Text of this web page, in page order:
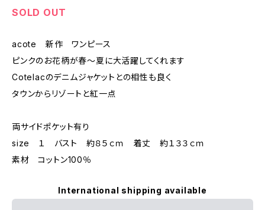
SOLD OUT
acote 新作 ワンピース
ピンクのお花柄が春～夏に大活躍してくれます
Cotelacのデニムジャケットとの相性も良く
タウンからリゾートと紅一点
両サイドポケット有り
size １ バスト 約８５ｃｍ 着丈 約１３３ｃｍ
素材 コットン100％
International shipping available